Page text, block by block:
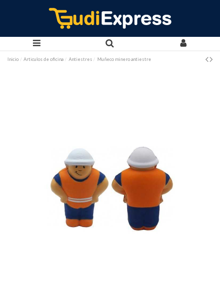
Inicio Articulos de oficina Antiestres Muñeco minero antiestre